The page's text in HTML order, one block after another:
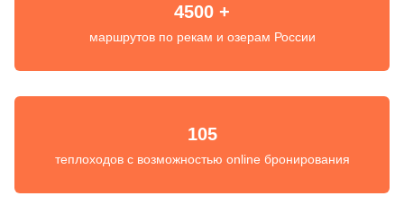
4500 +
маршрутов по рекам и озерам России
105
теплоходов с возможностью online бронирования